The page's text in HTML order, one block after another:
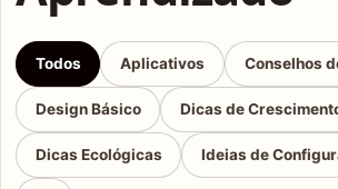
Todos Aplicativos Conselhos
Design Básico Dicas de
Dicas Ecológicas Ideias de